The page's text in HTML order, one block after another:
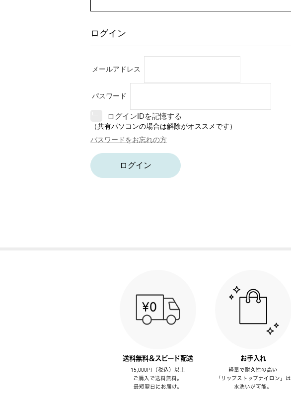
ログイン
メールアドレス
パスワード
ログインIDを記憶する
（共有パソコンの場合は解除がオススメです）
パスワードをお忘れの方
ログイン
送料無料＆スピード配送
15,000円（税込）以上
ご購入で送料無料。
最短翌日にお届け。
お手入れ
軽量で耐久性の高い
「リップストップナイロン」は
水洗いが可能。